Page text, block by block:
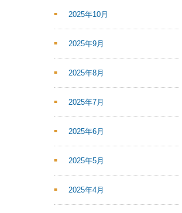
2025年10月
2025年9月
2025年8月
2025年7月
2025年6月
2025年5月
2025年4月